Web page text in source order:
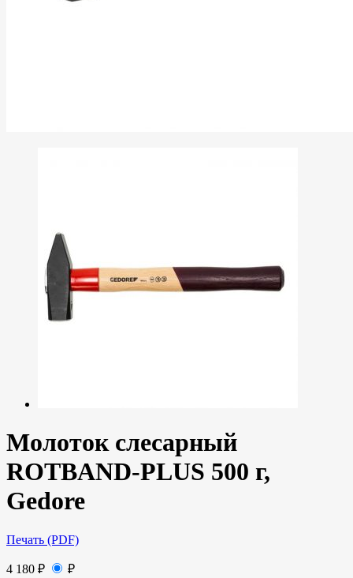
Молоток слесарный
ROTBAND-PLUS 500 г,
Gedore
Печать (PDF)
4 180 ₽ ₽